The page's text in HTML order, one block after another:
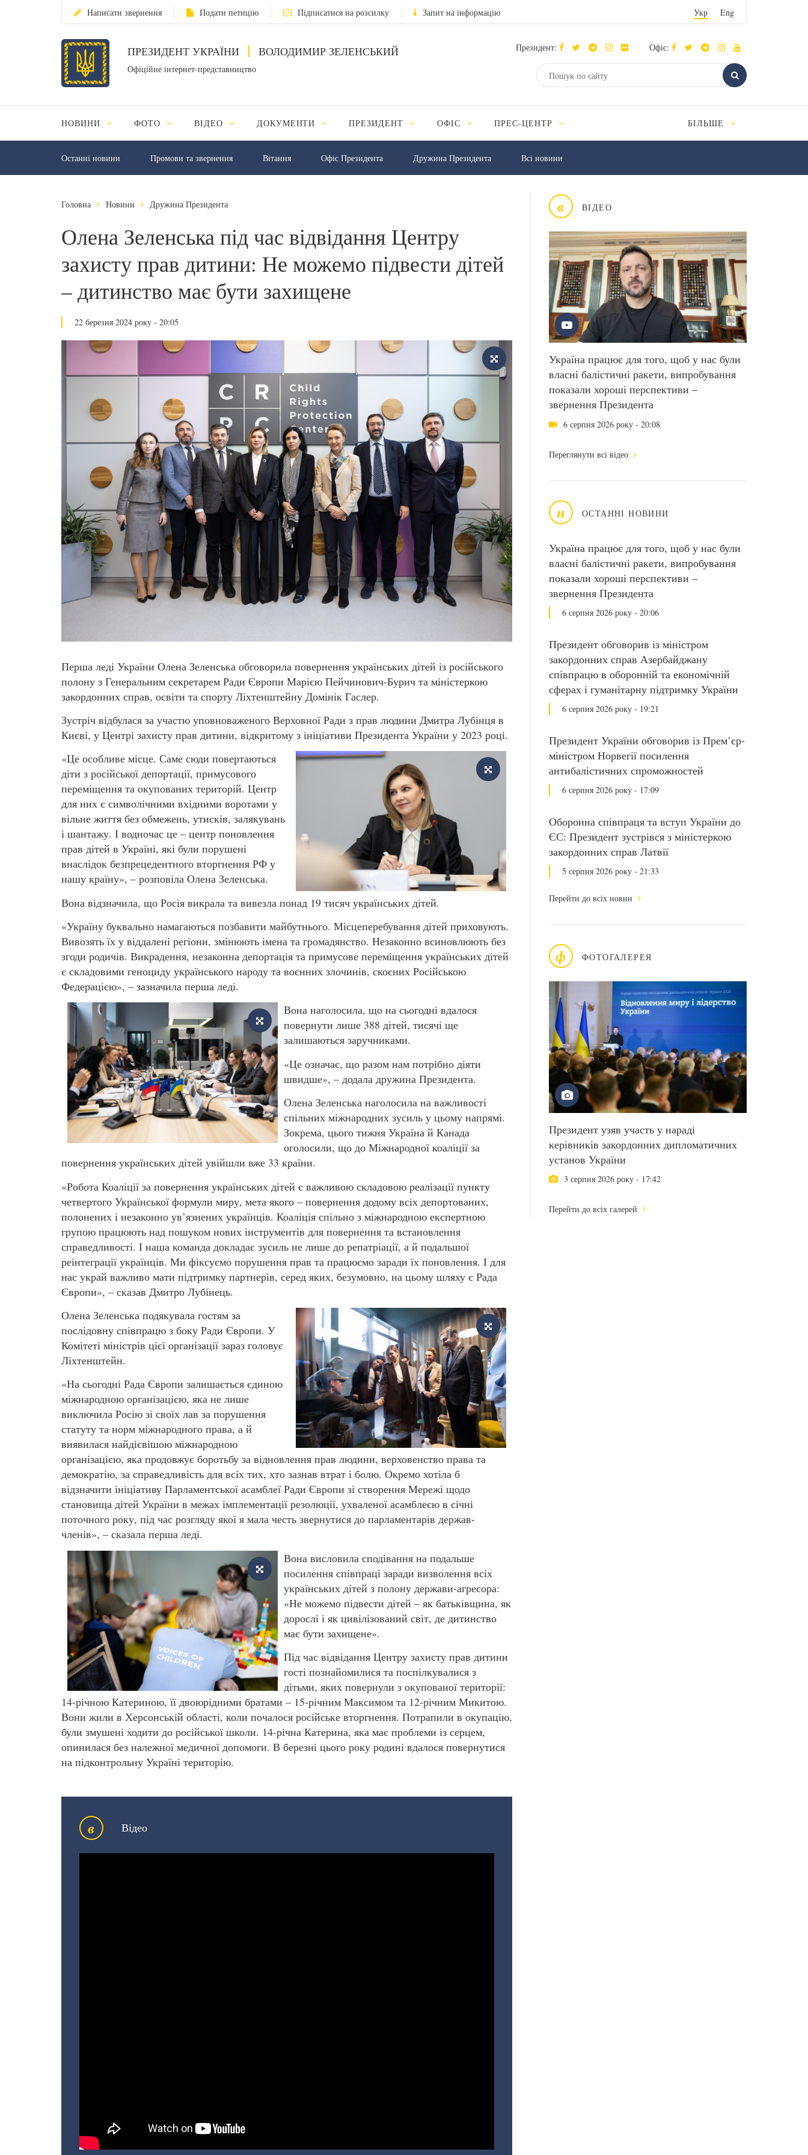
Написати звернення Подати петицію Підписатися на розсилку Запит на інформацію Укр Eng
ПРЕЗИДЕНТ УКРАЇНИ ВОЛОДИМИР ЗЕЛЕНСЬКИЙ
Офіційне інтернет-представництво
Президент: Офіс:
НОВИНИ ФОТО ВІДЕО ДОКУМЕНТИ ПРЕЗИДЕНТ ОФІС ПРЕС-ЦЕНТР БІЛЬШЕ
Останні новини Промови та звернення Вiтання Офіс Президента Дружина Президента Всі новини
в ВІДЕО
Україна працює для того, щоб у нас були
власні балістичні ракети, випробування
показали хороші перспективи –
звернення Президента
6 серпня 2026 року - 20:08
Переглянути всі відео
н ОСТАННІ НОВИНИ
Україна працює для того, щоб у нас були
власні балістичні ракети, випробування
показали хороші перспективи –
звернення Президента
6 серпня 2026 року - 20:06
Президент обговорив із міністром
закордонних справ Азербайджану
співпрацю в оборонній та економічній
сферах і гуманітарну підтримку України
6 серпня 2026 року - 19:21
Президент України обговорив із Прем’єр-
міністром Норвегії посилення
антибалістичних спроможностей
6 серпня 2026 року - 17:09
Оборонна співпраця та вступ України до
ЄС: Президент зустрівся з міністеркою
закордонних справ Латвії
5 серпня 2026 року - 21:33
Перейти до всіх новин
ф ФОТОГАЛЕРЕЯ
Президент узяв участь у нараді
керівників закордонних дипломатичних
установ України
3 серпня 2026 року - 17:42
Перейти до всіх галерей
Головна Новини Дружина Президента
Олена Зеленська під час відвідання Центру
захисту прав дитини: Не можемо підвести дітей
– дитинство має бути захищене
22 березня 2024 року - 20:05
Перша леді України Олена Зеленська обговорила повернення українських дітей із російського
полону з Генеральним секретарем Ради Європи Марією Пейчинович-Бурич та міністеркою
закордонних справ, освіти та спорту Ліхтенштейну Домінік Гаслер.
Зустріч відбулася за участю уповноваженого Верховної Ради з прав людини Дмитра Лубінця в
Києві, у Центрі захисту прав дитини, відкритому з ініціативи Президента України у 2023 році.
«Це особливе місце. Саме сюди повертаються
діти з російської депортації, примусового
переміщення та окупованих територій. Центр
для них є символічними вхідними воротами у
вільне життя без обмежень, утисків, залякувань
і шантажу. І водночас це – центр поновлення
прав дітей в Україні, які були порушені
внаслідок безпрецедентного вторгнення РФ у
нашу країну», – розповіла Олена Зеленська.
Вона відзначила, що Росія викрала та вивезла понад 19 тисяч українських дітей.
«Україну буквально намагаються позбавити майбутнього. Місцеперебування дітей приховують.
Вивозять їх у віддалені регіони, змінюють імена та громадянство. Незаконно всиновлюють без
згоди родичів. Викрадення, незаконна депортація та примусове переміщення українських дітей
є складовими геноциду українського народу та воєнних злочинів, скоєних Російською
Федерацією», – зазначила перша леді.
Вона наголосила, що на сьогодні вдалося
повернути лише 388 дітей, тисячі ще
залишаються заручниками.
«Це означає, що разом нам потрібно діяти
швидше», – додала дружина Президента.
Олена Зеленська наголосила на важливості
спільних міжнародних зусиль у цьому напрямі.
Зокрема, цього тижня Україна й Канада
оголосили, що до Міжнародної коаліції за
повернення українських дітей увійшли вже 33 країни.
«Робота Коаліції за повернення українських дітей є важливою складовою реалізації пункту
четвертого Української формули миру, мета якого – повернення додому всіх депортованих,
полонених і незаконно ув’язнених українців. Коаліція спільно з міжнародною експертною
групою працюють над пошуком нових інструментів для повернення та встановлення
справедливості. І наша команда докладає зусиль не лише до репатріації, а й подальшої
реінтеграції українців. Ми фіксуємо порушення прав та працюємо заради їх поновлення. І для
нас украй важливо мати підтримку партнерів, серед яких, безумовно, на цьому шляху є Рада
Європи», – сказав Дмитро Лубінець.
Олена Зеленська подякувала гостям за
послідовну співпрацю з боку Ради Європи. У
Комітеті міністрів цієї організації зараз головує
Ліхтенштейн.
«На сьогодні Рада Європи залишається єдиною
міжнародною організацією, яка не лише
виключила Росію зі своїх лав за порушення
статуту та норм міжнародного права, а й
виявилася найдієвішою міжнародною
організацією, яка продовжує боротьбу за відновлення прав людини, верховенство права та
демократію, за справедливість для всіх тих, хто зазнав втрат і болю. Окремо хотіла б
відзначити ініціативу Парламентської асамблеї Ради Європи зі створення Мережі щодо
становища дітей України в межах імплементації резолюції, ухваленої асамблеєю в січні
поточного року, під час розгляду якої я мала честь звернутися до парламентарів держав-
членів», – сказала перша леді.
Вона висловила сподівання на подальше
посилення співпраці заради визволення всіх
українських дітей з полону держави-агресора:
«Не можемо підвести дітей – як батьківщина, як
дорослі і як цивілізований світ, де дитинство
має бути захищене».
Під час відвідання Центру захисту прав дитини
гості познайомилися та поспілкувалися з
дітьми, яких повернули з окупованої території:
14-річною Катериною, її двоюрідними братами – 15-річним Максимом та 12-річним Микитою.
Вони жили в Херсонській області, коли почалося російське вторгнення. Потрапили в окупацію,
були змушені ходити до російської школи. 14-річна Катерина, яка має проблеми із серцем,
опинилася без належної медичної допомоги. В березні цього року родині вдалося повернутися
на підконтрольну Україні територію.
в Відео